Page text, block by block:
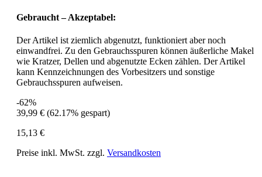
Gebraucht – Akzeptabel:
Der Artikel ist ziemlich abgenutzt, funktioniert aber noch
einwandfrei. Zu den Gebrauchsspuren können äußerliche Makel
wie Kratzer, Dellen und abgenutzte Ecken zählen. Der Artikel
kann Kennzeichnungen des Vorbesitzers und sonstige
Gebrauchsspuren aufweisen.
-62%
39,99 € (62.17% gespart)
15,13 €
Preise inkl. MwSt. zzgl. Versandkosten